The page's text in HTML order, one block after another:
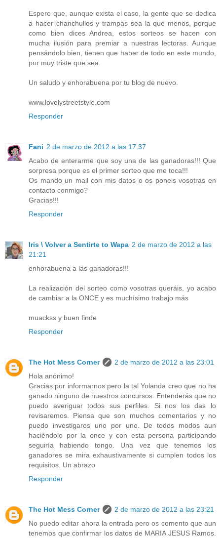
Espero que, aunque exista el caso, la gente que se dedica
a hacer chanchullos y trampas sea la que menos, porque
como bien dices Andrea, estos sorteos se hacen con
mucha ilusión para premiar a nuestras lectoras. Aunque
pensándolo bien, tienen que haber de todo en este mundo,
por muy triste que sea.
Un saludo y enhorabuena por tu blog de nuevo.
www.lovelystreetstyle.com
Responder
Fani 2 de marzo de 2012 a las 17:37
Acabo de enterarme que soy una de las ganadoras!!! Que
sorpresa porque es el primer sorteo que me toca!!!
Os mando un mail con mis datos o os poneis vosotras en
contacto conmigo?
Gracias!!!
Responder
Iris \ Volver a Sentirte to Wapa 2 de marzo de 2012 a las
21:21
enhorabuena a las ganadoras!!!
La realización del sorteo como vosotras queráis, yo acabo
de cambiar a la ONCE y es muchísimo trabajo más
muackss y buen finde
Responder
The Hot Mess Corner
2 de marzo de 2012 a las 23:01
Hola anónimo!
Gracias por informarnos pero la tal Yolanda creo que no ha
ganado ninguno de nuestros concursos. Entenderás que no
puedo averiguar todos sus perfiles. Si nos los das lo
revisaremos. Piensa que son muchos comentarios y no
puedo investigaros uno por uno. De todos modos aun
haciéndolo por la once y con esta persona participando
seguiría habiendo tongo. Una vez que tenemos los
ganadores se mira exhaustivamente si cumplen todos los
requisitos. Un abrazo
Responder
The Hot Mess Corner
2 de marzo de 2012 a las 23:21
No puedo editar ahora la entrada pero os comento que aun
tenemos que confirmar los datos de MARIA JESUS Ramos.